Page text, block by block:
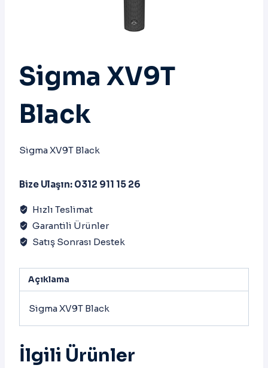
Sigma XV9T
Black
Sigma XV9T Black
Bize Ulaşın: 0312 911 15 26
Hızlı Teslimat
Garantili Ürünler
Satış Sonrası Destek
Açıklama
Sigma XV9T Black
İlgili Ürünler